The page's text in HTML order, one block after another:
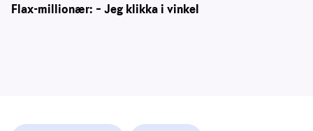
Flax-millionær: – Jeg klikka i vinkel